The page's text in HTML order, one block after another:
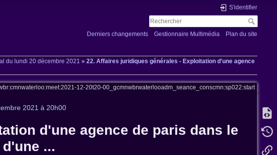
S'identifier
Derniers changements Gestionnaire Multimédia Plan du site
du lundi 20 décembre 2021 »22. Affaires juridiques générales - Exploitation d'une agence
12-20t20-00_gcmnwbrwaterlooadm_seance_conscmn:sp022:start
2021 à 20h00
d'une agence de paris dans le
...